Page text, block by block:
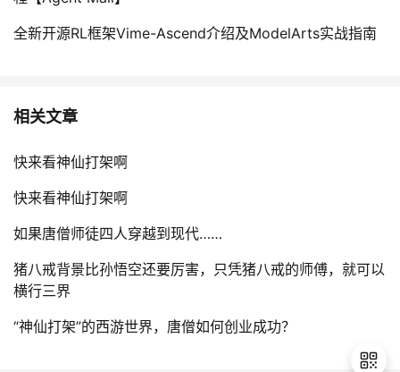
全新开源RL框架Vime-Ascend介绍及ModelArts实战指南
相关文章
快来看神仙打架啊
快来看神仙打架啊
如果唐僧师徒四人穿越到现代……
猪八戒背景比孙悟空还要厉害，只凭猪八戒的师傅，就可以
横行三界
“神仙打架”的西游世界，唐僧如何创业成功？